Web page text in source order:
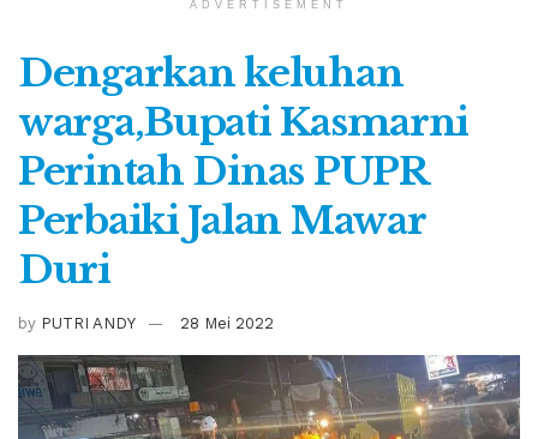
ADVERTISEMENT
Dengarkan keluhan
warga,Bupati Kasmarni
Perintah Dinas PUPR
Perbaiki Jalan Mawar
Duri
by PUTRI ANDY 28 Mei 2022